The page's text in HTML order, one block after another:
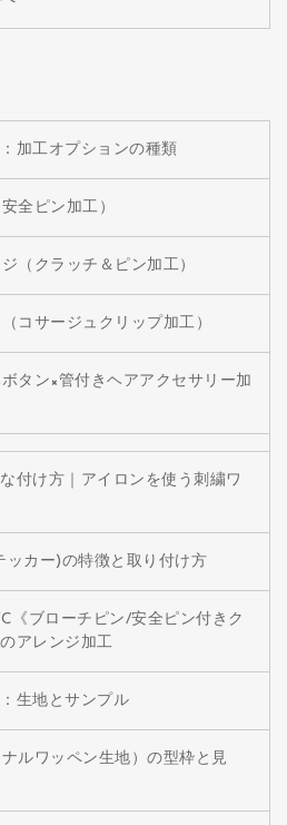
加工オプションの種類
全ピン加工）
（クラッチ＆ピン加工）
コサージュクリップ加工）
タン×管付きヘアアクセサリー加
付け方｜アイロンを使う刺繍ワ
ッカー)の特徴と取り付け方
《ブローチピン/安全ピン付きク
アレンジ加工
生地とサンプル
ルワッペン生地）の型枠と見